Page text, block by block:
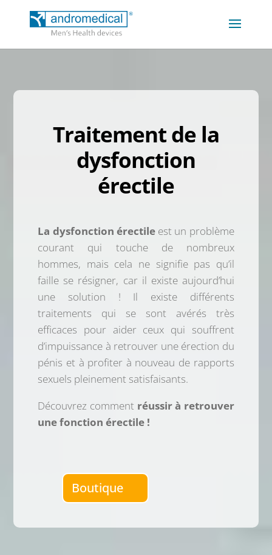
Traitement de la
dysfonction
érectile
La dysfonction érectileest un problème
courant qui touche de nombreux
hommes, mais cela ne signifie pas qu’il
faille se résigner, car il existe aujourd’hui
une solution ! Il existe différents
traitements qui se sont avérés très
efficaces pour aider ceux qui souffrent
d’impuissance à retrouver une érection du
pénis et à profiter à nouveau de rapports
sexuels pleinement satisfaisants.
Découvrez comment réussir à retrouver
une fonction érectile !
Boutique